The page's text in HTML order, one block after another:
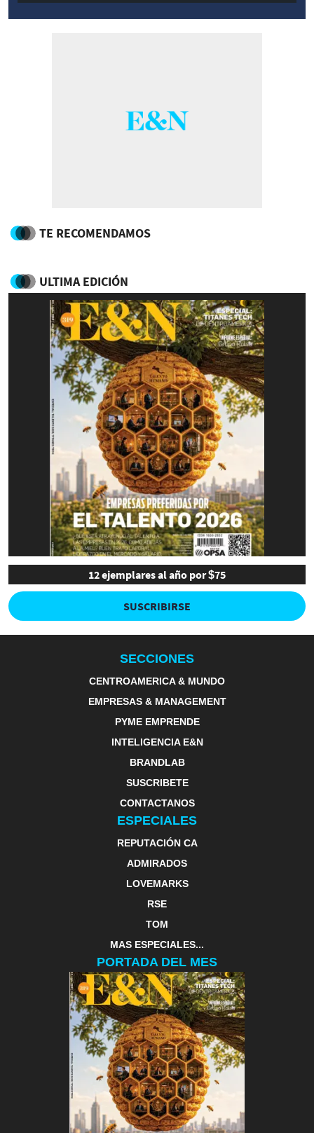
TE RECOMENDAMOS
ULTIMA EDICIÓN
12 ejemplares al año por $75
SUSCRIBIRSE
SECCIONES
CENTROAMERICA & MUNDO
EMPRESAS & MANAGEMENT
PYME EMPRENDE
INTELIGENCIA E&N
BRANDLAB
SUSCRIBETE
CONTACTANOS
ESPECIALES
REPUTACIÓN CA
ADMIRADOS
LOVEMARKS
RSE
TOM
MAS ESPECIALES...
PORTADA DEL MES